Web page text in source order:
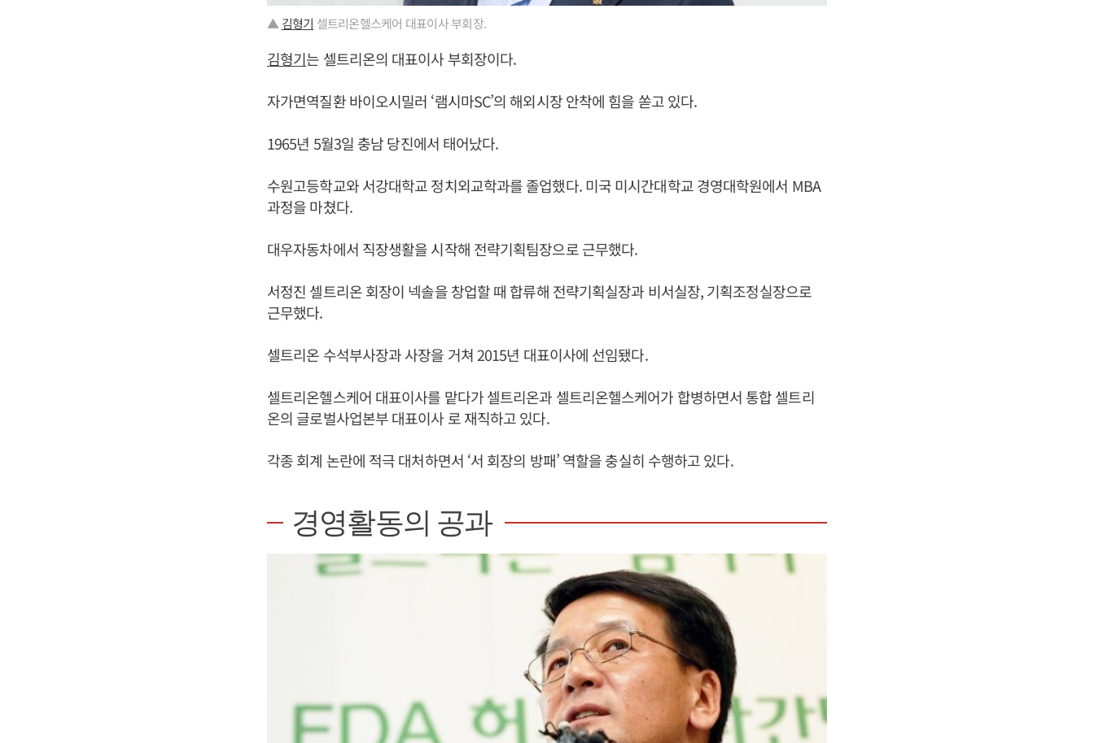
▲ 김형기 셀트리온헬스케어 대표이사 부회장.
김형기는 셀트리온의 대표이사 부회장이다.
자가면역질환 바이오시밀러 ‘램시마SC’의 해외시장 안착에 힘을 쏟고 있다.
1965년 5월3일 충남 당진에서 태어났다.
수원고등학교와 서강대학교 정치외교학과를 졸업했다. 미국 미시간대학교 경영대학원에서 MBA
과정을 마쳤다.
대우자동차에서 직장생활을 시작해 전략기획팀장으로 근무했다.
서정진 셀트리온 회장이 넥솔을 창업할 때 합류해 전략기획실장과 비서실장, 기획조정실장으로
근무했다.
셀트리온 수석부사장과 사장을 거쳐 2015년 대표이사에 선임됐다.
셀트리온헬스케어 대표이사를 맡다가 셀트리온과 셀트리온헬스케어가 합병하면서 통합 셀트리
온의 글로벌사업본부 대표이사 로 재직하고 있다.
각종 회계 논란에 적극 대처하면서 ‘서 회장의 방패’ 역할을 충실히 수행하고 있다.
경영활동의 공과